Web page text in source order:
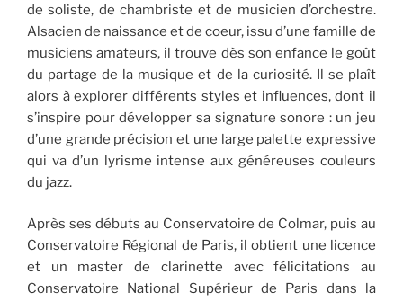
de soliste, de chambriste et de musicien d’orchestre.
Alsacien de naissance et de coeur, issu d’une famille de
musiciens amateurs, il trouve dès son enfance le goût
du partage de la musique et de la curiosité. Il se plaît
alors à explorer différents styles et influences, dont il
s’inspire pour développer sa signature sonore : un jeu
d’une grande précision et une large palette expressive
qui va d’un lyrisme intense aux généreuses couleurs
du jazz.
Après ses débuts au Conservatoire de Colmar, puis au
Conservatoire Régional de Paris, il obtient une licence
et un master de clarinette avec félicitations au
Conservatoire National Supérieur de Paris dans la